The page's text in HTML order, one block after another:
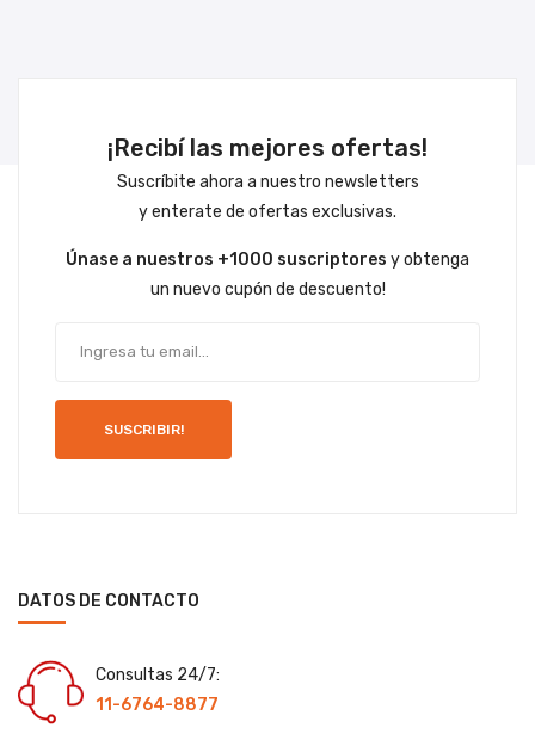
¡Recibí las mejores ofertas!
Suscríbite ahora a nuestro newsletters
y enterate de ofertas exclusivas.
Únase a nuestros +1000 suscriptores y obtenga
un nuevo cupón de descuento!
SUSCRIBIR!
DATOS DE CONTACTO
Consultas 24/7:
11-6764-8877